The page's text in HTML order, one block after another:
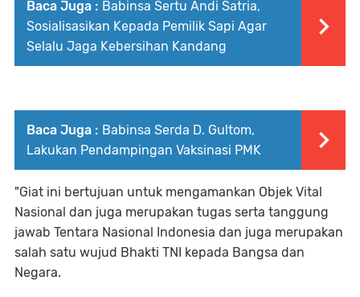
Baca Juga : Babinsa Sertu Andi Satria,
Sosialisasikan Kepada Pemilik Sapi Agar
Selalu Jaga Kebersihan Kandang
Baca Juga : Babinsa Serda D. Gultom,
Lakukan Pendampingan Vaksinasi PMK
"Giat ini bertujuan untuk mengamankan Objek Vital
Nasional dan juga merupakan tugas serta tanggung
jawab Tentara Nasional Indonesia dan juga merupakan
salah satu wujud Bhakti TNI kepada Bangsa dan
Negara.